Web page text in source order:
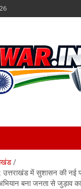
में सुशासन की नई
बना जनता से जुड़ाव